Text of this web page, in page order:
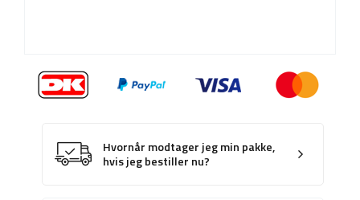
Hvornår modtager jeg min pakke,
hvis jeg bestiller nu?